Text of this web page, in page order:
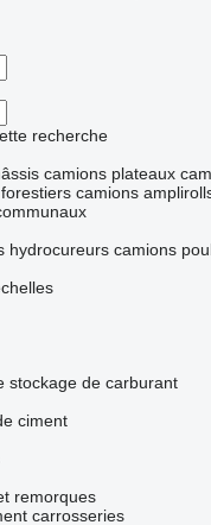
recherche
camions plateaux
camions
hydrocureurs camions
stockage de carburant
ciment
remorques
carrosseries